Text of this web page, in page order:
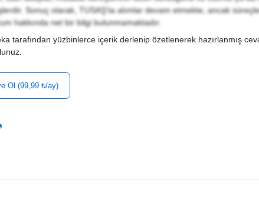
Sonuç olarak, TUSAŞ'ta alımlar devam etmekte, ancak
hakkında net bir bilgi bulunmamaktadır.
tarafından yüzbinlerce içerik derlenip özetlenerek hazırlanmış
Ol (99,99 ₺/ay)